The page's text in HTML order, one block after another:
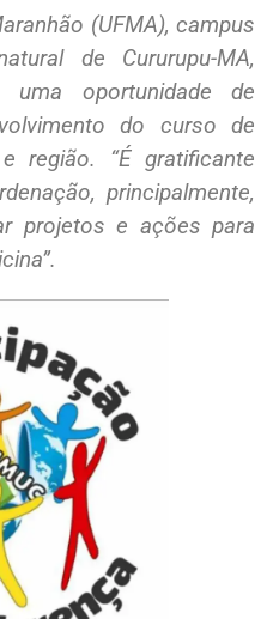
(UFMA), campus
de Cururupu-MA,
oportunidade de
do curso de
região. “É gratificante
principalmente,
projetos e ações para